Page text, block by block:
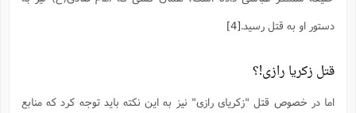
دستور او به قتل رسید.[4]
قتل زکریا رازی!؟
اما در خصوص قتل "زکریای رازی" نیز به این نکته باید توجه کرد که منابع